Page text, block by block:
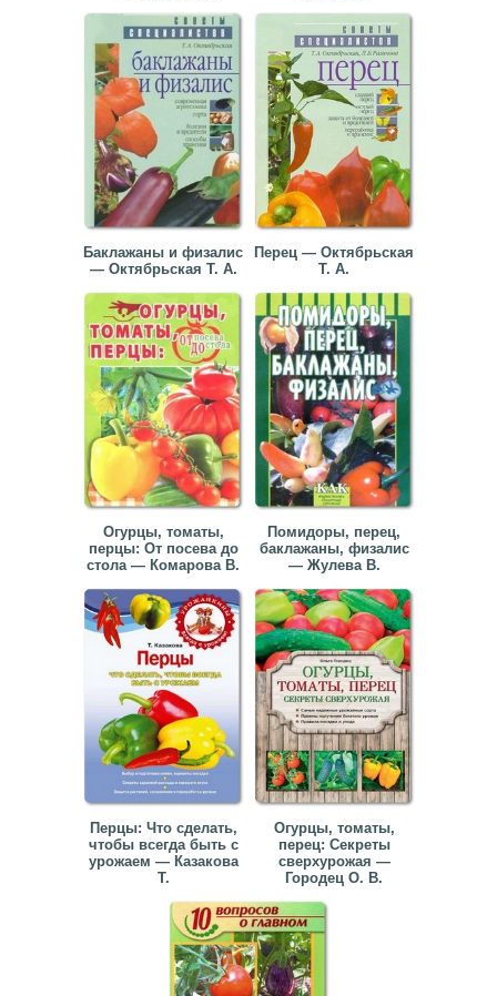
Баклажаны и физалис
— Октябрьская Т. А.
Перец — Октябрьская
Т. А.
Огурцы, томаты,
перцы: От посева до
стола — Комарова В.
Помидоры, перец,
баклажаны, физалис
— Жулева В.
Перцы: Что сделать,
чтобы всегда быть с
урожаем — Казакова
Т.
Огурцы, томаты,
перец: Секреты
сверхурожая —
Городец О. В.